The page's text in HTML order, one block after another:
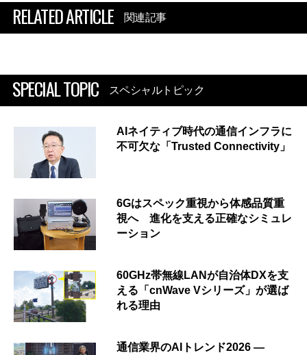
RELATED ARTICLE 関連記事
SPECIAL TOPIC スペシャルトピック
AIネイティブ時代の通信インフラに
不可欠な「Trusted Connectivity」
6Gはスペック重視から体感品質重
視へ 進化を支える正確なシミュレ
ーション
60GHz帯無線LANが自治体DXを支
える「cnWave Vシリーズ」が選ば
れる理由
通信業界のAIトレンド2026 ―